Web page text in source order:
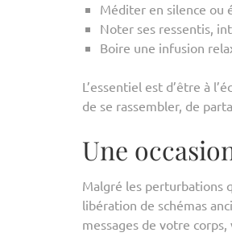
Méditer en silence ou
Noter ses ressentis,
Boire une infusion
L’essentiel est d’être à
de se rassembler, de
Une
Malgré les perturbations
libération de schémas
messages de votre